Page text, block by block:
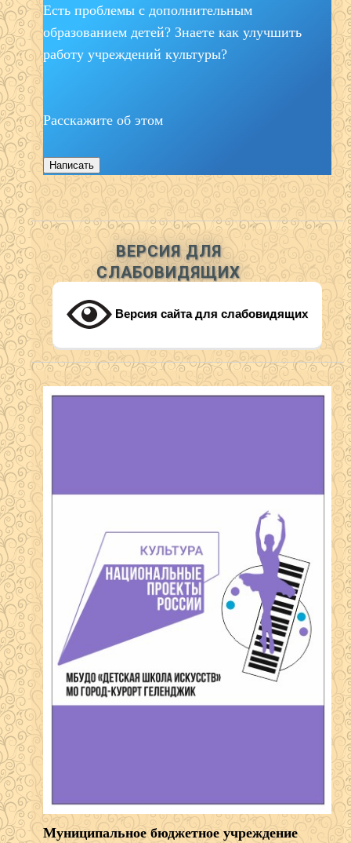
Есть проблемы с дополнительным
образованием детей? Знаете как улучшить
работу учреждений культуры?
Расскажите об этом
Написать
ВЕРСИЯ ДЛЯ
СЛАБОВИДЯЩИХ
Версия сайта для слабовидящих
Муниципальное бюджетное учреждение